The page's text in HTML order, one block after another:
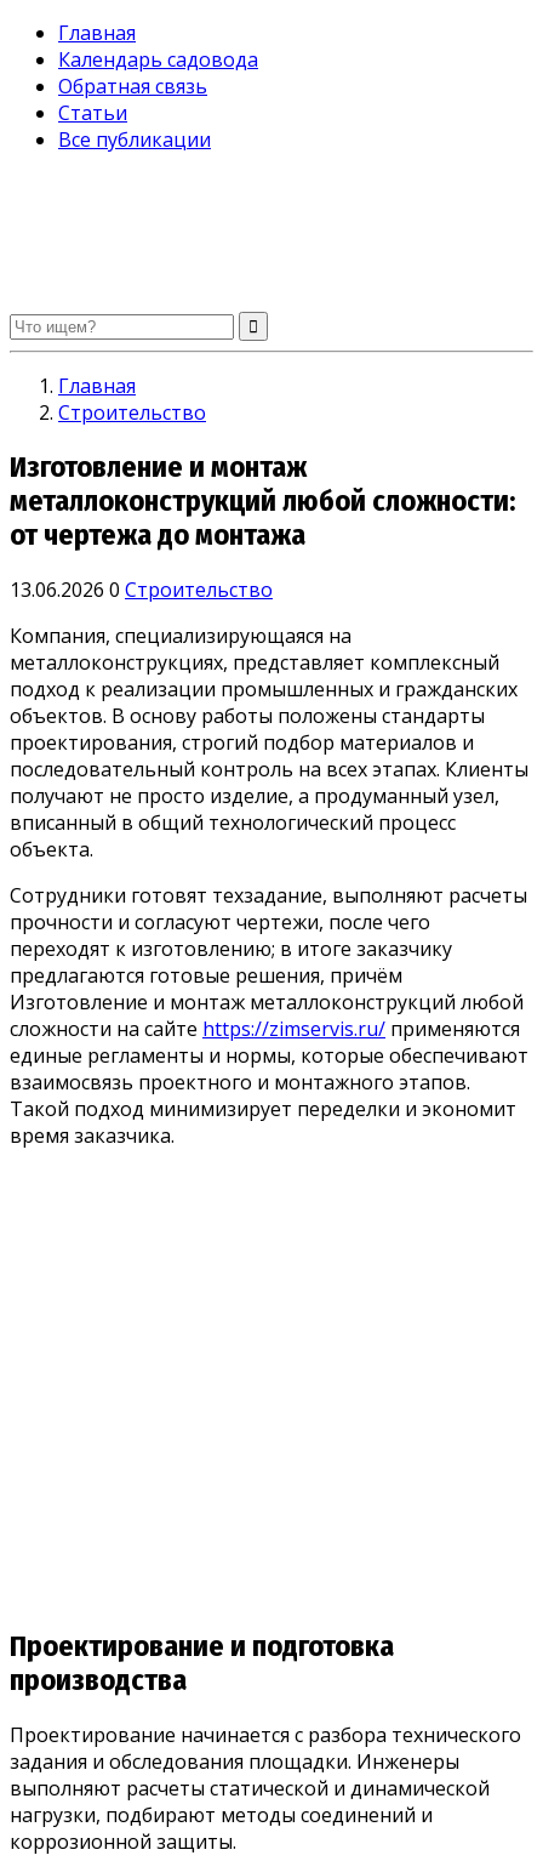
Главная
Календарь садовода
Обратная связь
Статьи
Все публикации
Огород без хлопот. Советы садоводам и огородникам
Главная
Строительство
Изготовление и монтаж
металлоконструкций любой сложности:
от чертежа до монтажа
13.06.2026 0 Строительство
Компания, специализирующаяся на
металлоконструкциях, представляет комплексный
подход к реализации промышленных и гражданских
объектов. В основу работы положены стандарты
проектирования, строгий подбор материалов и
последовательный контроль на всех этапах. Клиенты
получают не просто изделие, а продуманный узел,
вписанный в общий технологический процесс
объекта.
Сотрудники готовят техзадание, выполняют расчеты
прочности и согласуют чертежи, после чего
переходят к изготовлению; в итоге заказчику
предлагаются готовые решения, причём
Изготовление и монтаж металлоконструкций любой
сложности на сайте https://zimservis.ru/ применяются
единые регламенты и нормы, которые обеспечивают
взаимосвязь проектного и монтажного этапов.
Такой подход минимизирует переделки и экономит
время заказчика.
Проектирование и подготовка
производства
Проектирование начинается с разбора технического
задания и обследования площадки. Инженеры
выполняют расчеты статической и динамической
нагрузки, подбирают методы соединений и
коррозионной защиты.